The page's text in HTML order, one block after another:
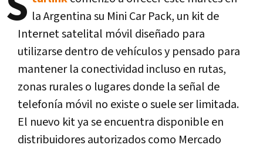
la Argentina su Mini Car Pack, un kit de
Internet satelital móvil diseñado para
utilizarse dentro de vehículos y pensado para
mantener la conectividad incluso en rutas,
zonas rurales o lugares donde la señal de
telefonía móvil no existe o suele ser limitada.
El nuevo kit ya se encuentra disponible en
distribuidores autorizados como Mercado